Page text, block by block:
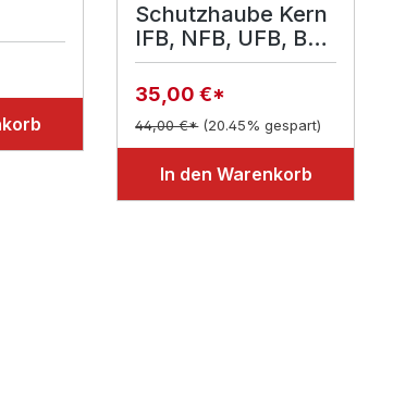
Schutzhaube Kern
IFB, NFB, UFB, BFB
(5 er Pack)
35,00 €*
44,00 €* (20.45% gespart)
In den Warenkorb